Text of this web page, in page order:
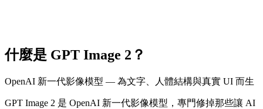
什麼是 GPT Image 2？
OpenAI 新一代影像模型 — 為文字、人體結構與真實 UI 而生
GPT Image 2 是 OpenAI 新一代影像模型，專門修掉那些讓 AI